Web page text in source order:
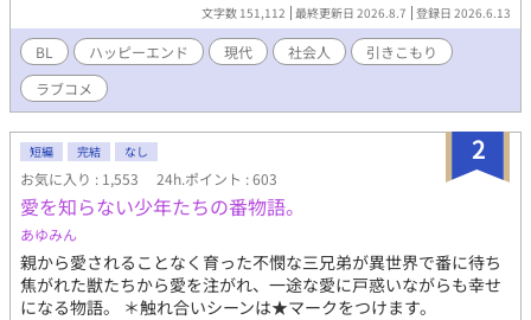
文字数 151,112 最終更新日 2026.8.7 登録日 2026.6.13
BL ハッピーエンド 現代 社会人
引きこもり
ラブコメ
2
短編 完結 なし
お気に入り : 1,553 24h.ポイント : 603
愛を知らない少年たちの番物語。
あゆみん
親から愛されることなく育った不憫な三兄弟が異世界で番に待ち
焦がれた獣たちから愛を注がれ、一途な愛に戸惑いながらも幸せ
になる物語。 ＊触れ合いシーンは★マークをつけます。